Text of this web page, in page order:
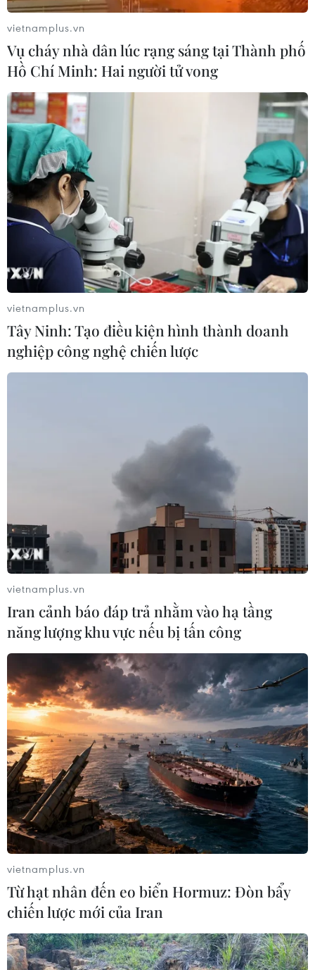
Tổng Thanh tra Chính phủ Đoàn Hồng Phong trình bày Báo cáo
về công tác tiếp công dân, giải quyết khiếu nại, tố cáo. (Ảnh:
(TTXVN/Vietnam+)
#Quốc hội #khiếu nại #tố cáo
#Kỳ họp thứ 6
#Quốc hội khóa XV
#Hà Nội TP. Hà Nội
Theo dõi VietnamPlus
TIN LIÊN QUAN
vietnamplus.vn
Vụ cháy nhà dân lúc rạng sáng tại Thành phố
Hồ Chí Minh: Hai người tử vong
vietnamplus.vn
Tây Ninh: Tạo điều kiện hình thành doanh
nghiệp công nghệ chiến lược
vietnamplus.vn
Iran cảnh báo đáp trả nhằm vào hạ tầng
năng lượng khu vực nếu bị tấn công
vietnamplus.vn
Từ hạt nhân đến eo biển Hormuz: Đòn bẩy
chiến lược mới của Iran